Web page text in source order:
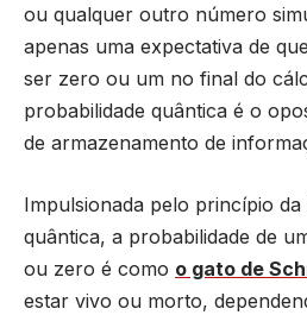
ou qualquer outro número
apenas uma expectativa de
ser zero ou um no final do
probabilidade quântica é o
de armazenamento de
Impulsionada pelo princípio
quântica, a probabilidade de
ou zero é como o gato de
estar vivo ou morto,